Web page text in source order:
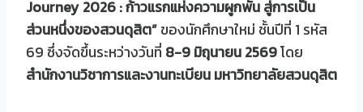
Journey 2026 : ก้าวแรกแห่งความผูกพัน สู่การเป็น
ส่วนหนึ่งของสวนดุสิต”ของนักศึกษาใหม่ ชั้นปีที่ 1 รหัส
69 ซึ่งจัดขึ้นระหว่างวันที่ 8-9 มิถุนายน 2569โดย
สำนักงานวิชาการและงานทะเบียน มหาวิทยาลัยสวนดุสิต